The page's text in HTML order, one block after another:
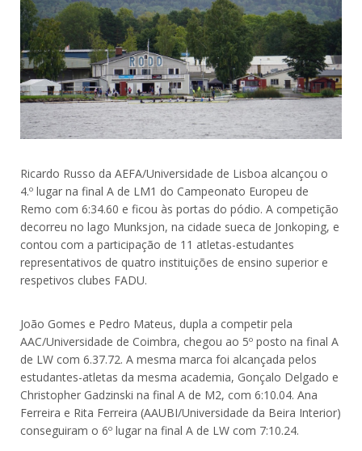
Ricardo Russo da AEFA/Universidade de Lisboa alcançou o
4.º lugar na final A de LM1 do Campeonato Europeu de
Remo com 6:34.60 e ficou às portas do pódio. A competição
decorreu no lago Munksjon, na cidade sueca de Jonkoping, e
contou com a participação de 11 atletas-estudantes
representativos de quatro instituições de ensino superior e
respetivos clubes FADU.
João Gomes e Pedro Mateus, dupla a competir pela
AAC/Universidade de Coimbra, chegou ao 5º posto na final A
de LW com 6.37.72. A mesma marca foi alcançada pelos
estudantes-atletas da mesma academia, Gonçalo Delgado e
Christopher Gadzinski na final A de M2, com 6:10.04. Ana
Ferreira e Rita Ferreira (AAUBI/Universidade da Beira Interior)
conseguiram o 6º lugar na final A de LW com 7:10.24.